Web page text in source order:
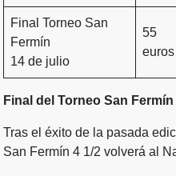
Final Torneo San
Fermín
14 de julio
55
euros
Final del Torneo San
Tras el éxito de la pasada
San Fermín 4 1/2 volverá al